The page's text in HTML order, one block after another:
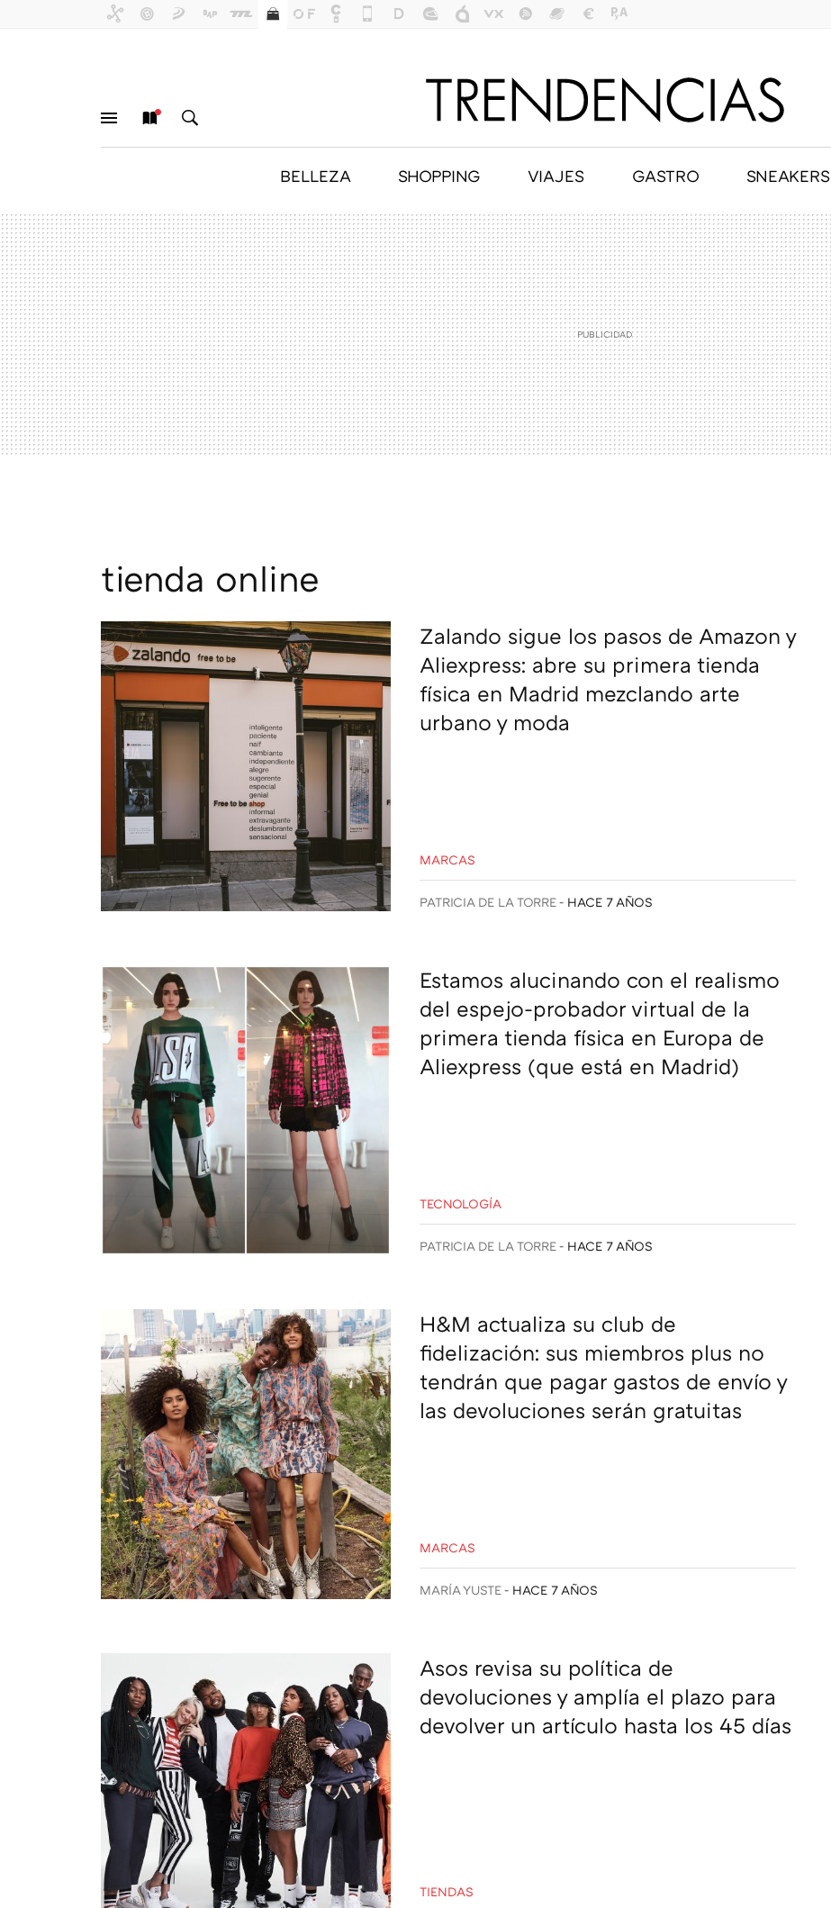
BELLEZA SHOPPING VIAJES GASTRO SNEAKERS
tienda online
Zalando sigue los pasos de Amazon y
Aliexpress: abre su primera tienda
física en Madrid mezclando arte
urbano y moda
MARCAS
PATRICIA DE LA TORRE HACE 7 AÑOS
Estamos alucinando con el realismo
del espejo-probador virtual de la
primera tienda física en Europa de
Aliexpress (que está en Madrid)
TECNOLOGÍA
PATRICIA DE LA TORRE HACE 7 AÑOS
H&M actualiza su club de
fidelización: sus miembros plus no
tendrán que pagar gastos de envío y
las devoluciones serán gratuitas
MARCAS
MARÍA YUSTE HACE 7 AÑOS
Asos revisa su política de
devoluciones y amplía el plazo para
devolver un artículo hasta los 45 días
TIENDAS